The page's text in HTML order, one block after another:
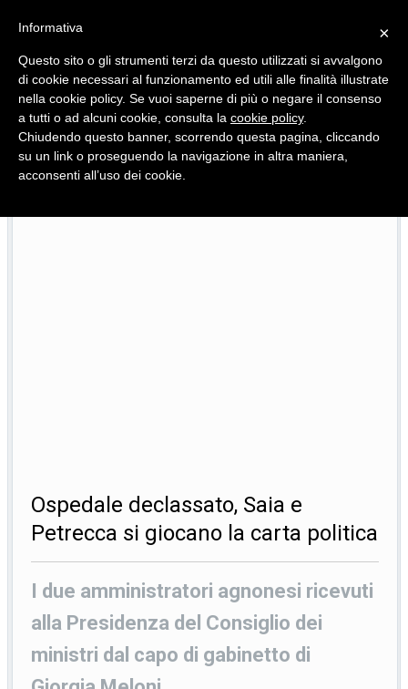
Quotidiano d'informazione distribuito in Molise con
Ospedale declassato, Saia e
Petrecca si giocano la carta politica
I due amministratori agnonesi ricevuti
alla Presidenza del Consiglio dei
ministri dal capo di gabinetto di
×
Informativa
Questo sito o gli strumenti terzi da questo utilizzati si avvalgono
di cookie necessari al funzionamento ed utili alle finalità illustrate
nella cookie policy. Se vuoi saperne di più o negare il consenso
a tutti o ad alcuni cookie, consulta la cookie policy.
Chiudendo questo banner, scorrendo questa pagina, cliccando
su un link o proseguendo la navigazione in altra maniera,
acconsenti all’uso dei cookie.